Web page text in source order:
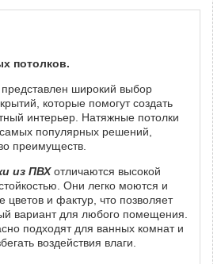
потолков.
широкий выбор
которые помогут создать
интерьер. Натяжные потолки
популярных решений,
преимуществ.
из ПВХ отличаются высокой
Они легко моются и
цветов и фактур, что позволяет
вариант для любого помещения.
подходят для ванных комнат и
воздействия влаги.